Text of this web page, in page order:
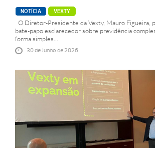
NOTÍCIA VEXTY
O Diretor-Presidente da Vexty, Mauro Figueira,
bate-papo esclarecedor sobre previdência
forma simples...
30 de Junho de 2026